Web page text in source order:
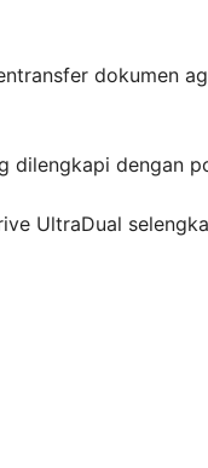
dokumen
dilengkapi dengan
UltraDual